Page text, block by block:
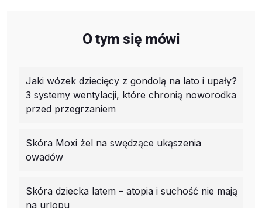
O tym się mówi
Jaki wózek dziecięcy z gondolą na lato i upały?
3 systemy wentylacji, które chronią noworodka
przed przegrzaniem
Skóra Moxi żel na swędzące ukąszenia
owadów
Skóra dziecka latem – atopia i suchość nie mają
na urlopu